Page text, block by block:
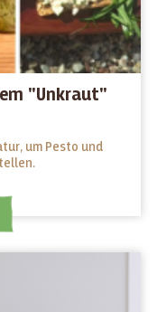
"Unkraut"
um Pesto und